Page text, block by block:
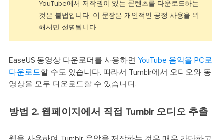
YouTube에서 저작권이 있는 콘텐츠를 다운로드하는
것은 불법입니다. 이 문장은 개인적인 공정 사용을 위
해서만 설명됩니다.
EaseUS 동영상 다운로더를 사용하면 YouTube 음악을 PC로
다운로드할 수도 있습니다. 따라서 Tumblr에서 오디오와 동
영상을 모두 다운로드할 수 있습니다.
방법 2. 웹페이지에서 직접 Tumblr 오디오 추출